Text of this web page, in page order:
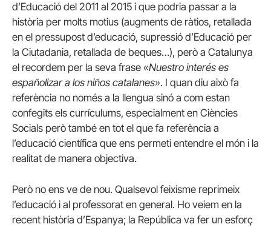
d’Educació del 2011 al 2015 i que podria passar a la
història per molts motius (augments de ràtios, retallada
en el pressupost d’educació, supressió d’Educació per
la Ciutadania, retallada de beques…), però a Catalunya
el recordem per la seva frase «Nuestro interés es
españolizar a los niños catalanes». I quan diu això fa
referència no només a la llengua sinó a com estan
confegits els currículums, especialment en Ciències
Socials però també en tot el que fa referència a
l’educació científica que ens permeti entendre el món i la
realitat de manera objectiva.
Però no ens ve de nou. Qualsevol feixisme reprimeix
l’educació i al professorat en general. Ho veiem en la
recent història d’Espanya; la República va fer un esforç